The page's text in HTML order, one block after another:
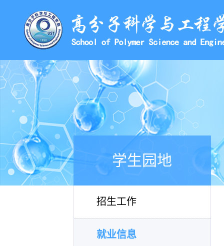
学生园地
招生工作
就业信息